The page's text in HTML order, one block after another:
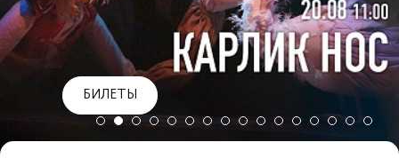
БИЛЕТЫ